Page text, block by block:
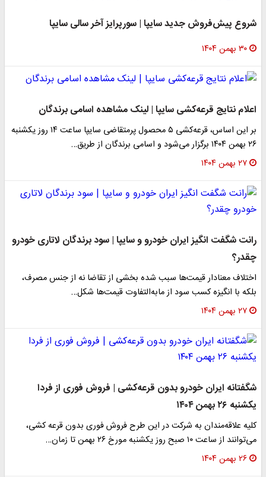
شروع پیش‌فروش جدید سایپا | سورپرایز آخر سالی سایپا
۳۰ بهمن ۱۴۰۴
اعلام نتایج قرعه‌کشی سایپا | لینک مشاهده اسامی برندگان
بر این اساس، قرعه‌کشی ۵ محصول پرمتقاضی سایپا ساعت ۱۴ روز یکشنبه
۲۶ بهمن ۱۴۰۴ برگزار می‌شود و اسامی برندگان از طریق…
۲۷ بهمن ۱۴۰۴
رانت شگفت انگیز ایران خودرو و سایپا | سود برندگان لاتاری خودرو
چقدر؟
اختلاف معنادار قیمت‌ها سبب شده بخشی از تقاضا نه از جنس مصرف،
بلکه با انگیزه کسب سود از مابه‌التفاوت قیمت‌ها شکل…
۲۷ بهمن ۱۴۰۴
شگفتانه ایران خودرو بدون قرعه‌کشی | فروش فوری از فردا
یکشنبه ۲۶ بهمن ۱۴۰۴
کلیه علاقه‌مندان به شرکت در این طرح فروش فوری بدون قرعه کشی،
می‌توانند از ساعت ۱۰ صبح روز یکشنبه مورخ ۲۶ بهمن تا زمان…
۲۶ بهمن ۱۴۰۴